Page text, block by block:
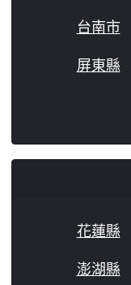
台南市
屏東縣
花蓮縣
澎湖縣